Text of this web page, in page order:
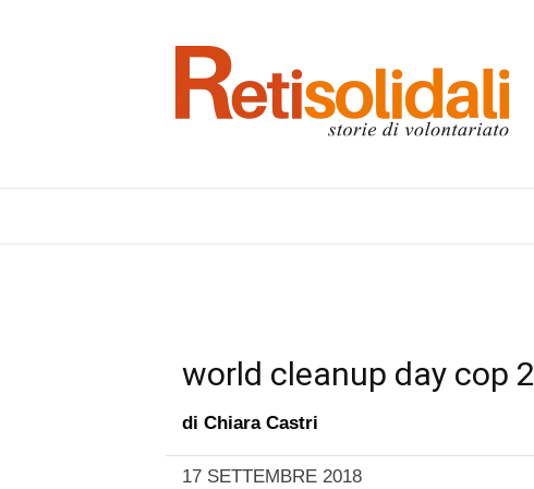
world cleanup day cop 2
di Chiara Castri
17 SETTEMBRE 2018